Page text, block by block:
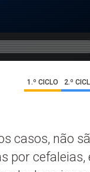
1.º CICLO 2.º
casos, não
por cefaleias,